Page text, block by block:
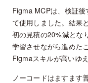
Figma MCPは、検証
て使用しました。結果
初の見積の20%減とな
学習させながら進めた
Figmaスキルが高いゆ
ノーコードはますます